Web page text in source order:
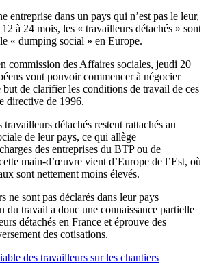
entreprise dans un pays qui n’est pas le leur,
à 24 mois, les « travailleurs détachés » sont
« dumping social » en Europe.
commission des Affaires sociales, jeudi 20
vont pouvoir commencer à négocier
but de clarifier les conditions de travail de ces
directive de 1996.
détachés restent rattachés au
de leur pays, ce qui allège
des entreprises du BTP ou de
main-d’œuvre vient d’Europe de l’Est, où
sont nettement moins élevés.
ne sont pas déclarés dans leur pays
du travail a donc une connaissance partielle
détachés en France et éprouve des
des cotisations.
des travailleurs sur les chantiers